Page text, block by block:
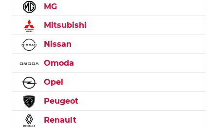
MG
Mitsubishi
Nissan
Omoda
Opel
Peugeot
Renault